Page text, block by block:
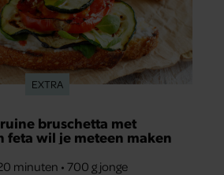
EXTRA
bruschetta met
feta wil je meteen maken
minuten • 700 g jonge